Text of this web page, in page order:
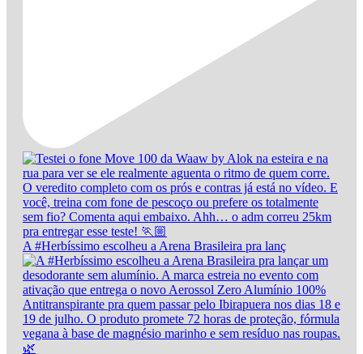
A #Herbíssimo escolheu a Arena Brasileira pra lanç